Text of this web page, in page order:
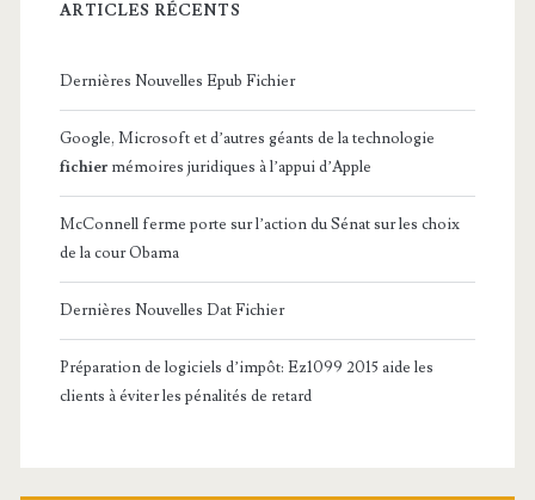
ARTICLES RÉCENTS
Dernières Nouvelles Epub Fichier
Google, Microsoft et d’autres géants de la technologie
fichier mémoires juridiques à l’appui d’Apple
McConnell ferme porte sur l’action du Sénat sur les choix
de la cour Obama
Dernières Nouvelles Dat Fichier
Préparation de logiciels d’impôt: Ez1099 2015 aide les
clients à éviter les pénalités de retard